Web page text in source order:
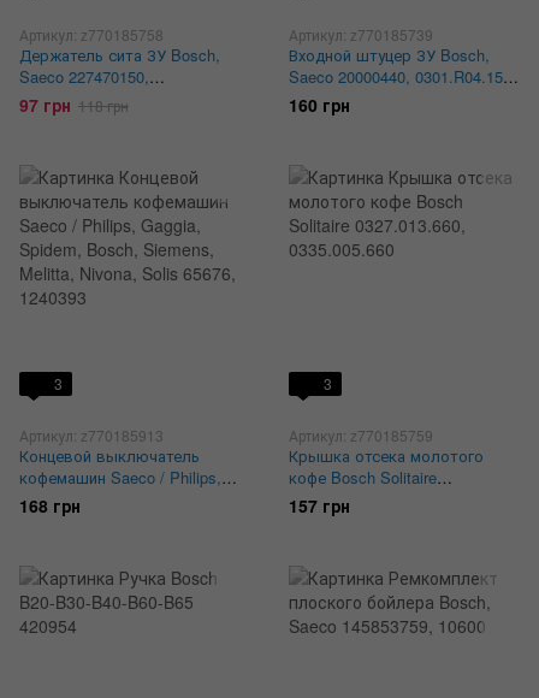
Артикул: z770185758
Держатель сита ЗУ Bosch,
Saeco 227470150,
996530030009
97 грн 118 грн
Артикул: z770185739
Входной штуцер ЗУ Bosch,
Saeco 20000440, 0301.R04.150,
9161.064.150, 1192026
160 грн
3
Артикул: z770185913
Концевой выключатель
кофемашин Saeco / Philips,
Gaggia, Spidem, Bosch,
Siemens, Melitta, Nivona, Solis
168 грн
3
Артикул: z770185759
Крышка отсека молотого
кофе Bosch Solitaire
0327.013.660, 0335.005.660
157 грн